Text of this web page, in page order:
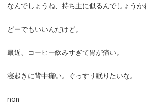
なんでしょうね、持ち主に似るんでしょうか
どーでもいいんだけど。
最近、コーヒー飲みすぎて胃が痛い。
寝起きに背中痛い。ぐっすり眠りたいな。
non